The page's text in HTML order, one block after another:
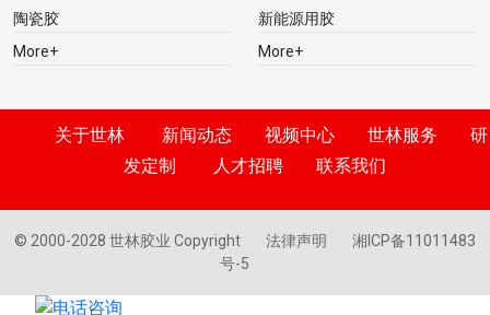
陶瓷胶
More+
新能源用胶
More+
关于世林 新闻动态 视频中心 世林服务
研
发定制
人才招聘 联系我们
© 2000-2028 世林胶业 Copyright 法律声明
湘ICP备11011483
号-5